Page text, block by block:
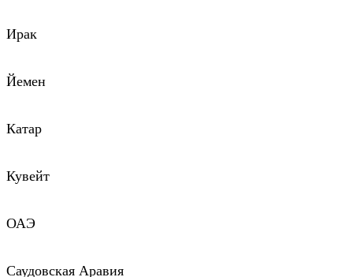
Ирак
Йемен
Катар
Кувейт
ОАЭ
Саудовская Аравия